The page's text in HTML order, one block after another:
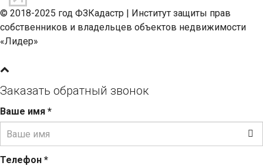
© 2018-2025 год ФЗКадастр | Институт защиты прав
собственников и владельцев объектов недвижимости
«Лидер»
Заказать обратный звонок
Ваше имя *
Телефон *